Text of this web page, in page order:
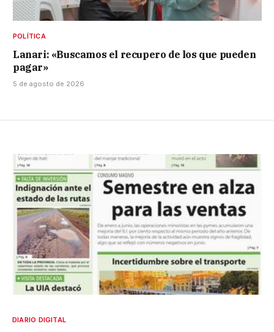
POLÍTICA
Lanari: «Buscamos el recupero de los que pueden
pagar»
5 de agosto de 2026
DIARIO DIGITAL